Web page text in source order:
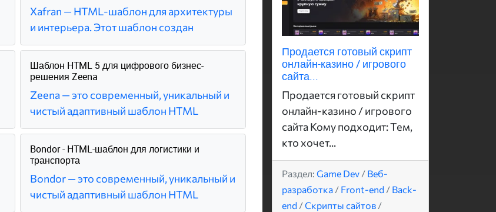
Xafran — HTML-шаблон для архитектуры
и интерьера. Этот шаблон создан
Шаблон HTML 5 для цифрового бизнес-
решения Zeena
Zeena — это современный, уникальный и
чистый адаптивный шаблон HTML
Bondor - HTML-шаблон для логистики и
транспорта
Bondor — это современный, уникальный и
чистый адаптивный шаблон HTML
Продается готовый скрипт
онлайн-казино / игрового
сайта...
Продается готовый скрипт
онлайн-казино / игрового
сайта Кому подходит: Тем,
кто хочет...
Раздел: Game Dev / Веб-
разработка / Front-end / Back-
end /Скрипты сайтов /